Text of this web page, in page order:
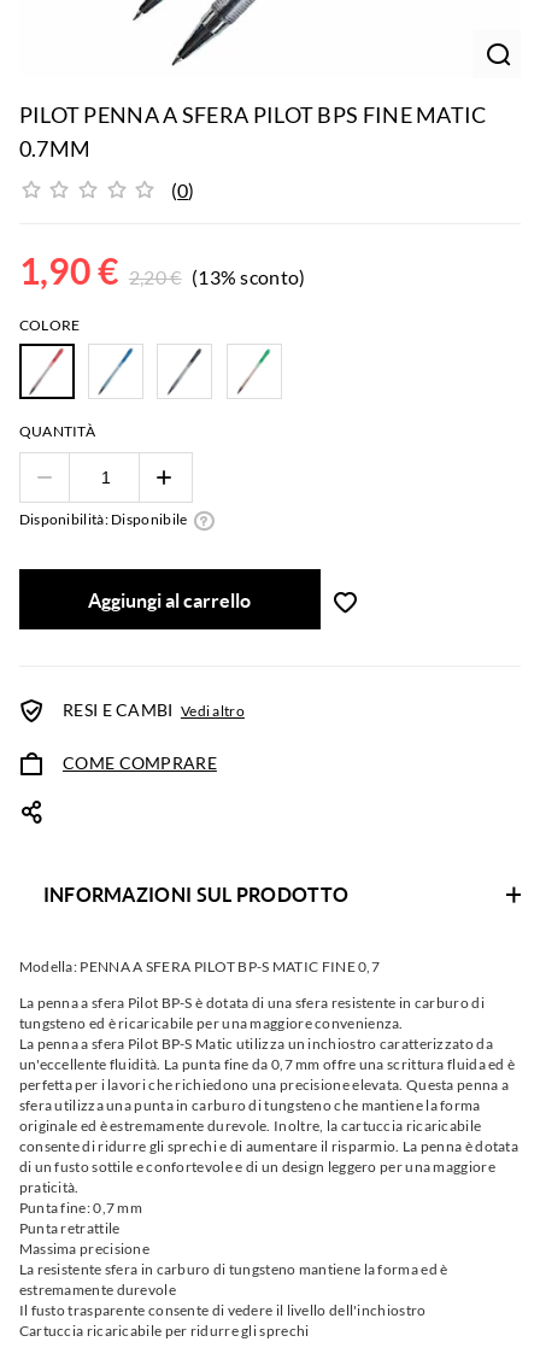
PILOT PENNA A SFERA PILOT BPS FINE MATIC
0.7MM
(0)
1,90€ 2,20€ (13% sconto)
COLORE
QUANTITÀ
Disponibilità: Disponibile
Aggiungi al carrello
RESI E CAMBI Vedi altro
COME COMPRARE
INFORMAZIONI SUL PRODOTTO
Modella: PENNA A SFERA PILOT BP-S MATIC FINE 0,7
La penna a sfera Pilot BP-S è dotata di una sfera resistente in carburo di
tungsteno ed è ricaricabile per una maggiore convenienza.
La penna a sfera Pilot BP-S Matic utilizza un inchiostro caratterizzato da
un'eccellente fluidità. La punta fine da 0,7 mm offre una scrittura fluida ed è
perfetta per i lavori che richiedono una precisione elevata. Questa penna a
sfera utilizza una punta in carburo di tungsteno che mantiene la forma
originale ed è estremamente durevole. Inoltre, la cartuccia ricaricabile
consente di ridurre gli sprechi e di aumentare il risparmio. La penna è dotata
di un fusto sottile e confortevole e di un design leggero per una maggiore
praticità.
Punta fine: 0,7 mm
Punta retrattile
Massima precisione
La resistente sfera in carburo di tungsteno mantiene la forma ed è
estremamente durevole
Il fusto trasparente consente di vedere il livello dell'inchiostro
Cartuccia ricaricabile per ridurre gli sprechi